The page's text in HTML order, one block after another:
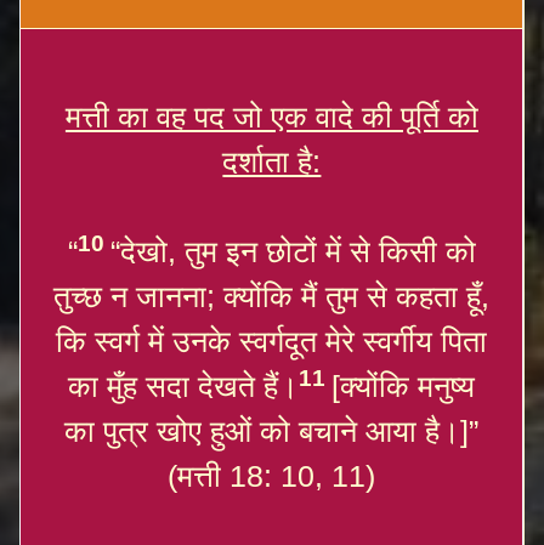
मत्ती का वह पद जो एक वादे की पूर्ति को
दर्शाता है:
“10 “देखो, तुम इन छोटों में से किसी को
तुच्छ न जानना; क्योंकि मैं तुम से कहता हूँ,
कि स्वर्ग में उनके स्वर्गदूत मेरे स्वर्गीय पिता
का मुँह सदा देखते हैं। 11 [क्योंकि मनुष्य
का पुत्र खोए हुओं को बचाने आया है।]”
(मत्ती 18: 10, 11)